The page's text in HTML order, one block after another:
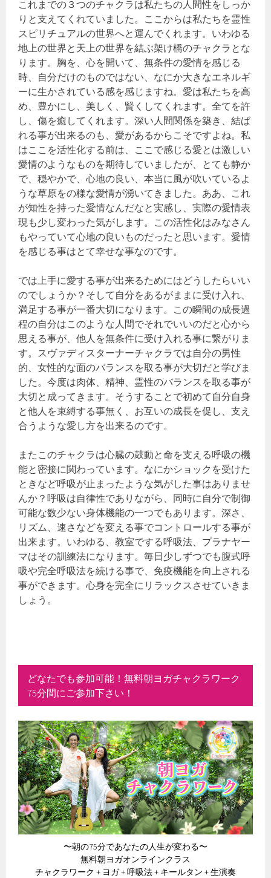
これまでの３つのチャクラは私たちの人間性をしっか
りと支えてくれていました。ここからは私たちを霊性
スピリチュアルの世界へと運んでくれます。いわゆる
地上の世界と天上の世界を結ぶ架け橋のチャクラとな
ります。胸を、心を開いて、無条件の愛情を感じる
時、自分だけのものではない、なにか大きなエネルギ
ーに生かされている感を感じますね。愛は私たちを高
め、豊かにし、美しく、賢くしてくれます。全てを許
し、傷を癒してくれます。深い人間関係を築き、結ば
れる事が出来るのも、愛があるからこそですよね。私
はここを活性化する前は、ここで感じる愛とは激しい
愛情のようなものを期待していましたが、とても静か
で、穏やかで、心地の良い、本当に風が吹いているよ
うな草原をの様な愛情が湧いてきました。ああ、これ
が知性を持った愛情なんだなと実感し、実際の愛情表
現も少し変わった気がします。この活性化はみなさん
もやっていて心地の良いものだったと思います。愛情
を感じる事はとて幸せな事なのです。
では上手に愛する事が出来るためにはどうしたらいい
のでしょうか？そして自分をあるがままに受け入れ、
満足する事が一番大切になります。この瞬間の成長過
程の自分はこのような人間でそれでいいのだと心から
思える事が、他人を無条件に受け入れる事に繋がりま
す。スヴァディスターナーチャクラでは自分の男性
的、女性的な面のバランスを取る事が大切だと学びま
した。今度は肉体、精神、霊性のバランスを取る事が
大切と成ってきます。そうすることで初めて自分自身
と他人を束縛する事無く、お互いの成長を促し、支え
合うような愛し方を出来るのです。
またこのチャクラは心臓の鼓動と命を支える呼吸の機
能と密接に関わっています。なにかショックを受けた
ときなど呼吸が止まったような気がした事はありませ
んか？呼吸は自律性でありながら、同時に自分で制御
可能な数少ない身体機能の一つでもあります。深さ、
リズム、速さなどを変える事でコントロールする事が
出来ます。いわゆる、教室でする呼吸法、プラナヤー
マはその訓練法になります。毎日少しずつでも腹式呼
吸や完全呼吸法を続ける事で、免疫機能を向上される
事ができます。心身を完全にリラックスさせていきま
しょう。
どなたでも参加可能！無料朝ヨガチャクラワーク
75分間にご参加下さい！
〜朝の75分であなたの人生が変わる〜
無料朝ヨガオンラインクラス
チャクラワーク + ヨガ + 呼吸法 + キールタン + 生演奏